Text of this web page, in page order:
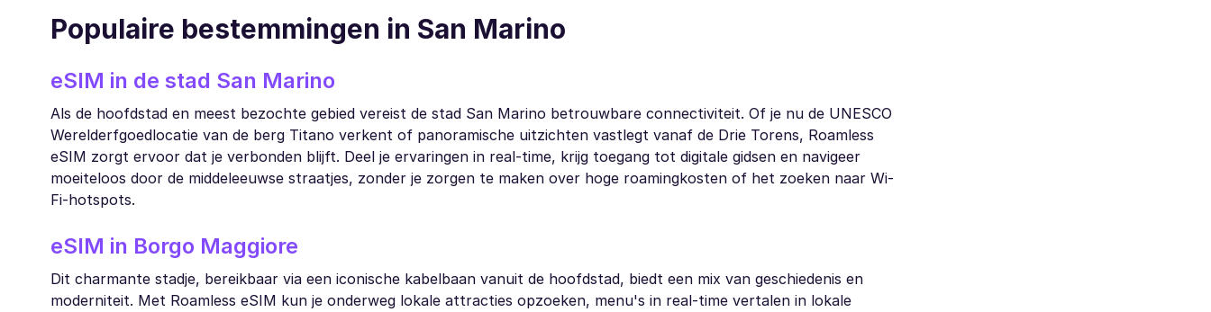
Populaire bestemmingen in San Marino
eSIM in de stad San Marino
Als de hoofdstad en meest bezochte gebied vereist de stad San Marino betrouwbare connectiviteit. Of je nu de UNESCO
Werelderfgoedlocatie van de berg Titano verkent of panoramische uitzichten vastlegt vanaf de Drie Torens, Roamless
eSIM zorgt ervoor dat je verbonden blijft. Deel je ervaringen in real-time, krijg toegang tot digitale gidsen en navigeer
moeiteloos door de middeleeuwse straatjes, zonder je zorgen te maken over hoge roamingkosten of het zoeken naar Wi-
Fi-hotspots.
eSIM in Borgo Maggiore
Dit charmante stadje, bereikbaar via een iconische kabelbaan vanuit de hoofdstad, biedt een mix van geschiedenis en
moderniteit. Met Roamless eSIM kun je onderweg lokale attracties opzoeken, menu's in real-time vertalen in lokale